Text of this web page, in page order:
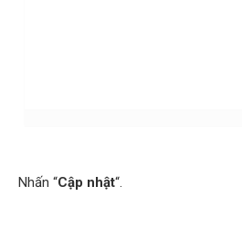
Nhấn “Cập nhật“.